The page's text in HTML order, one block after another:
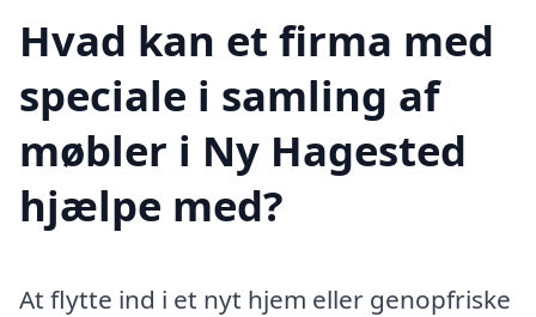
Hvad kan et firma med
speciale i samling af
møbler i Ny Hagested
hjælpe med?
At flytte ind i et nyt hjem eller genopfriske